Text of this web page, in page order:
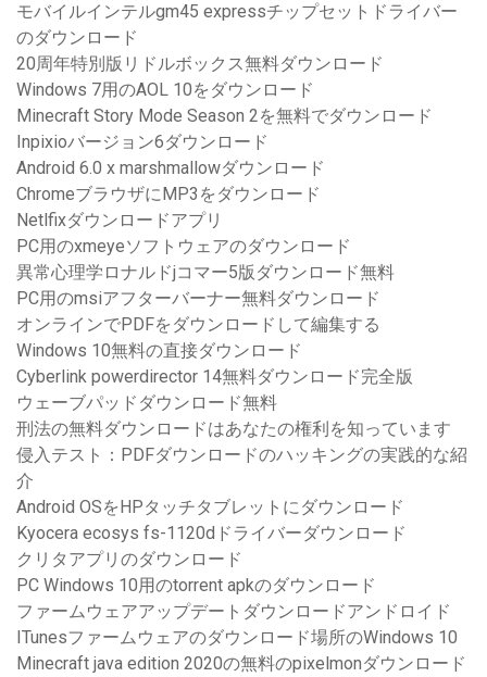
モバイルインテルgm45 expressチップセットドライバー
のダウンロード
20周年特別版リドルボックス無料ダウンロード
Windows 7用のAOL 10をダウンロード
Minecraft Story Mode Season 2を無料でダウンロード
Inpixioバージョン6ダウンロード
Android 6.0 x marshmallowダウンロード
ChromeブラウザにMP3をダウンロード
Netlfixダウンロードアプリ
PC用のxmeyeソフトウェアのダウンロード
異常心理学ロナルドjコマー5版ダウンロード無料
PC用のmsiアフターバーナー無料ダウンロード
オンラインでPDFをダウンロードして編集する
Windows 10無料の直接ダウンロード
Cyberlink powerdirector 14無料ダウンロード完全版
ウェーブパッドダウンロード無料
刑法の無料ダウンロードはあなたの権利を知っています
侵入テスト：PDFダウンロードのハッキングの実践的な紹
介
Android OSをHPタッチタブレットにダウンロード
Kyocera ecosys fs-1120dドライバーダウンロード
クリタアプリのダウンロード
PC Windows 10用のtorrent apkのダウンロード
ファームウェアアップデートダウンロードアンドロイド
ITunesファームウェアのダウンロード場所のWindows 10
Minecraft java edition 2020の無料のpixelmonダウンロード